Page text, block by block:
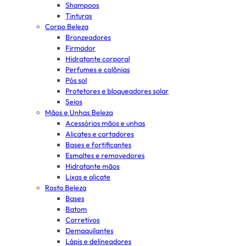
Shampoos
Tinturas
Corpo Beleza
Bronzeadores
Firmador
Hidratante corporal
Perfumes e colônias
Pós sol
Protetores e bloqueadores solar
Seios
Mãos e Unhas Beleza
Acessórios mãos e unhas
Alicates e cortadores
Bases e fortificantes
Esmaltes e removedores
Hidratante mãos
Lixas e alicate
Rosto Beleza
Bases
Batom
Corretivos
Demaquilantes
Lápis e delineadores